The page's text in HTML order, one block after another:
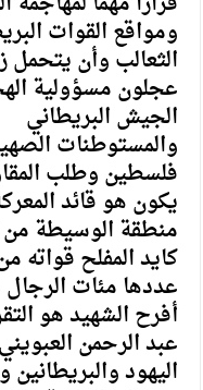
ومواقع القوات
الثعالب وأن
عجلون مسؤولية
الجيش البريطاني
والمستوطنات
فلسطين وطلب
يكون هو قائد
منطقة الوسيطة
كايد المفلح قواته
عددها مئات
أفرح الشهيد هو
عبد الرحمن
اليهود